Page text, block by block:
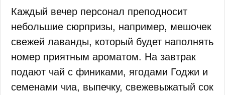
Каждый вечер персонал преподносит
небольшие сюрпризы, например, мешочек
свежей лаванды, который будет наполнять
номер приятным ароматом. На завтрак
подают чай с финиками, ягодами Годжи и
семенами чиа, выпечку, свежевыжатый сок